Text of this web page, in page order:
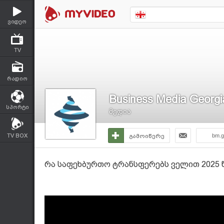
ვიდეო
TV
რადიო
სპორტი
TV BOX
Business Media
მედია
გამოიწერე
რა საფეხბურთო ტრანსფერებს ველით 2025